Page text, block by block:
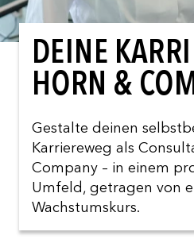
DEINE
HORN &
Gestalte deinen
Karriereweg als
Company – in einem
Umfeld, getragen von
Wachstumskurs.